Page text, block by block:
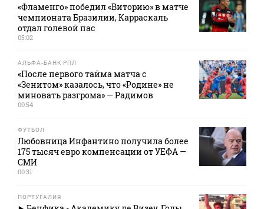
«Фламенго» победил «Виторию» в матче
чемпионата Бразилии, Карраскаль
отдал голевой пас
05:02
АЛЬФА-БАНК РПЛ
«После первого тайма матча с
«Зенитом» казалось, что «Родине» не
миновать разгрома» — Радимов
00:54
ФУТБОЛ
Любовница Инфантино получила более
175 тысяч евро компенсации от УЕФА —
СМИ
00:31
ПОРТУГАЛИЯ